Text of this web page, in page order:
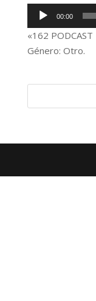
Reproductor
de
audio
00:00
«162
Género: Otro.